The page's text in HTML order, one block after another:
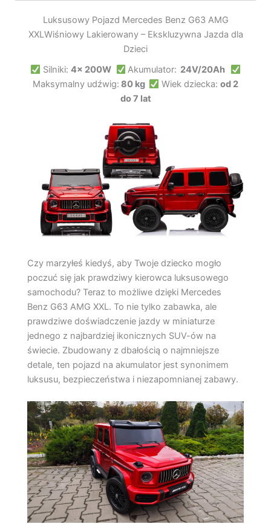
Luksusowy Pojazd Mercedes Benz G63 AMG
XXLWiśniowy Lakierowany – Ekskluzywna Jazda dla
Dzieci
Silniki: 4x 200W Akumulator: 24V/20Ah
Maksymalny udźwig: 80 kg Wiek dziecka: od 2
do 7 lat
Czy marzyłeś kiedyś, aby Twoje dziecko mogło
poczuć się jak prawdziwy kierowca luksusowego
samochodu? Teraz to możliwe dzięki Mercedes
Benz G63 AMG XXL. To nie tylko zabawka, ale
prawdziwe doświadczenie jazdy w miniaturze
jednego z najbardziej ikonicznych SUV-ów na
świecie. Zbudowany z dbałością o najmniejsze
detale, ten pojazd na akumulator jest synonimem
luksusu, bezpieczeństwa i niezapomnianej zabawy.